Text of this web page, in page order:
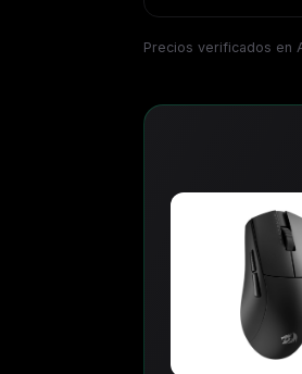
Precios verificados en